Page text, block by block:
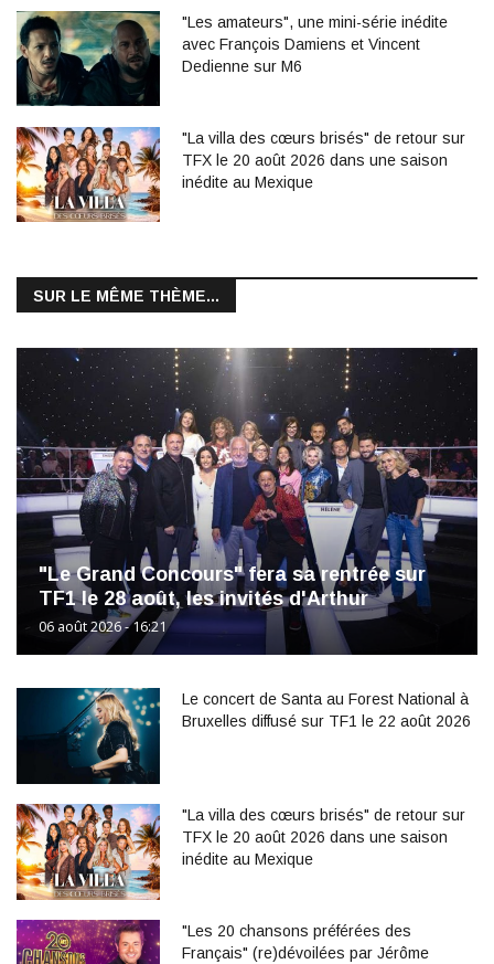
"Les amateurs", une mini-série inédite
avec François Damiens et Vincent
Dedienne sur M6
"La villa des cœurs brisés" de retour sur
TFX le 20 août 2026 dans une saison
inédite au Mexique
SUR LE MÊME THÈME...
"Le Grand Concours" fera sa rentrée sur
TF1 le 28 août, les invités d'Arthur
06 août 2026 - 16:21
Le concert de Santa au Forest National à
Bruxelles diffusé sur TF1 le 22 août 2026
"La villa des cœurs brisés" de retour sur
TFX le 20 août 2026 dans une saison
inédite au Mexique
"Les 20 chansons préférées des
Français" (re)dévoilées par Jérôme